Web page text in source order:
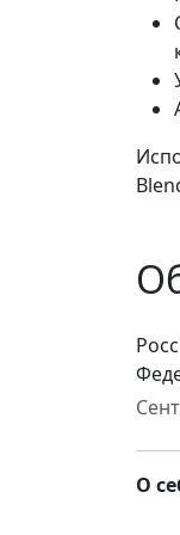
О